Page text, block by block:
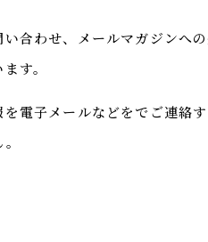
合わせ、メールマガジンへ
す。
電子メールなどをでご連絡